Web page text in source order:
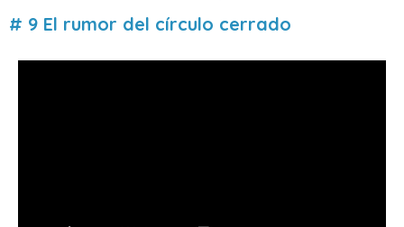
# 9 El rumor del círculo cerrado